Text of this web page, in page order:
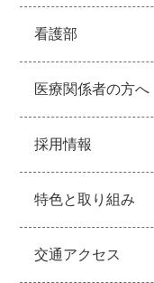
看護部
医療関係者の方へ
採用情報
特色と取り組み
交通アクセス